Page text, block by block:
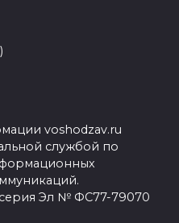
voshodzav.ru
службой по
Эл № ФС77-79070